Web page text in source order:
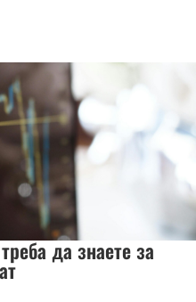
да знаете за